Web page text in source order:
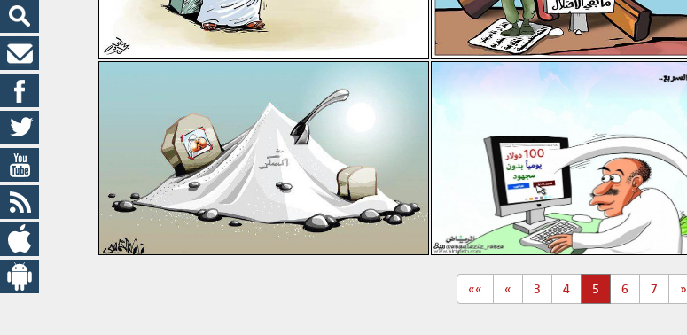
»» » 3 4 5 6 7 «